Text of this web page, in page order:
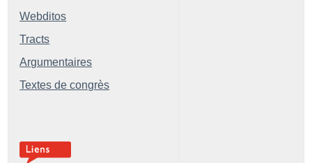
Webditos
Tracts
Argumentaires
Textes de congrès